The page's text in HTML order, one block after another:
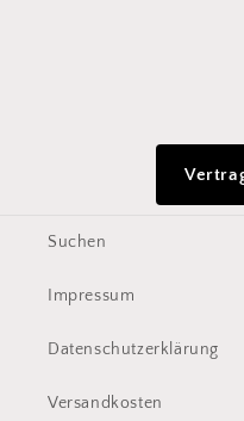
Suchen
Impressum
Datenschutzerklärung
Versandkosten